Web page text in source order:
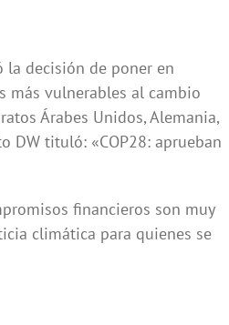
la decisión de poner en
más vulnerables al cambio
Árabes Unidos, Alemania,
DW tituló: «COP28: aprueban
financieros son muy
climática para quienes se